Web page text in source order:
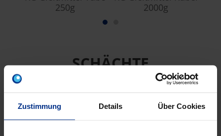
Zustimmung Details Über Cookies
250g
2000g
SCHÄCHTE